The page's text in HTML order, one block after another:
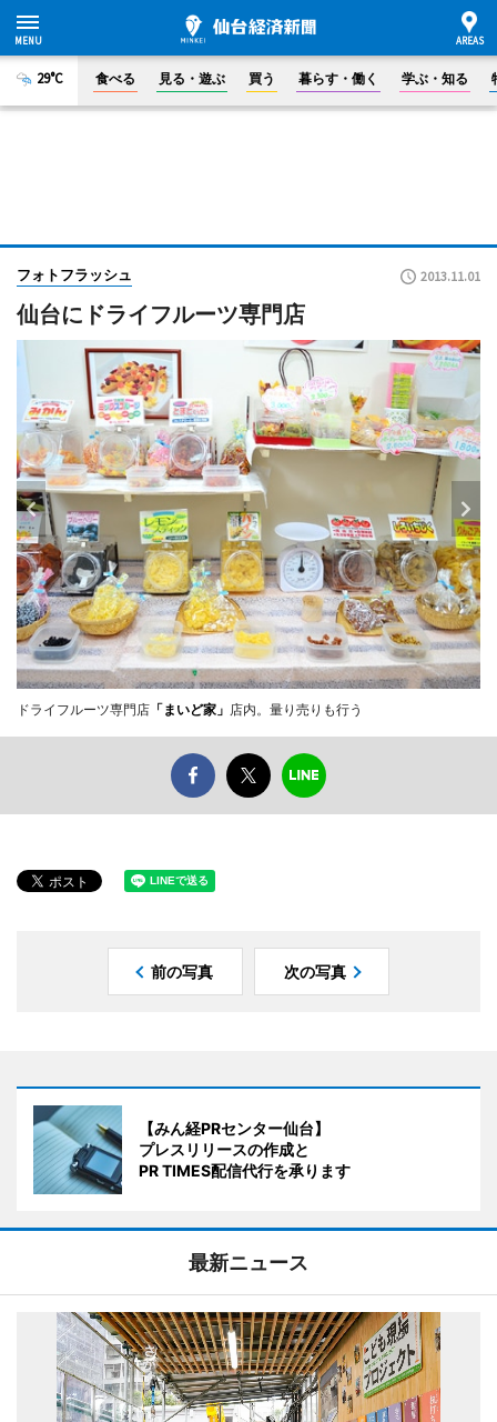
29°C 食べる 見る・遊ぶ 買う 暮らす・働く 学ぶ・知る
フォトフラッシュ 2013.11.01
仙台にドライフルーツ専門店
ドライフルーツ専門店 「まいど家」 店内。量り売りも行う
前の写真 次の写真
【みん経PRセンター仙台】
プレスリリースの作成と
PR TIMES配信代行を承ります
最新ニュース